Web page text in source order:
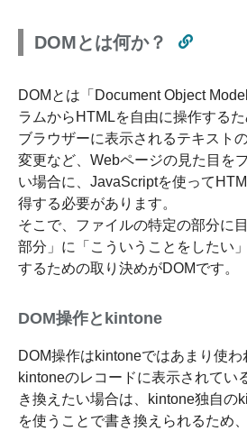
DOMとは何か？
DOMとは「Document Object
ラムからHTMLを自由に操作するた
ブラウザーに表示されるテキスト
変更など、Webページの見た目を
い場合に、JavaScriptを使って
得する必要があります。
そこで、ファイルの特定の部分に
部分」に「こういうことをしたい
するための取り決めがDOMです。
DOM操作とkintone
DOM操作はkintoneではあまり使わ
kintoneのレコードに表示されてい
き換えたい場合は、kintone独自の
を使うことで書き換えられるため